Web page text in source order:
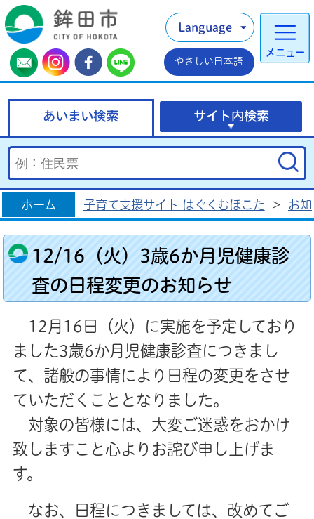
メニュー
Language
やさしい日本語
あいまい検索 サイト内検索
ホーム 子育て支援サイト はぐくむほこた > お
12/16（火）3歳6か月児健康診
査の日程変更のお知らせ
12月16日（火）に実施を予定しており
ました3歳6か月児健康診査につきまし
て、諸般の事情により日程の変更をさせ
ていただくこととなりました。
対象の皆様には、大変ご迷惑をおかけ
致しますこと心よりお詫び申し上げま
す。
なお、日程につきましては、改めてご